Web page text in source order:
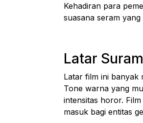
Kehadiran para
suasana seram
Latar
Latar film ini banyak
Tone warna yang
intensitas horor.
masuk bagi entitas